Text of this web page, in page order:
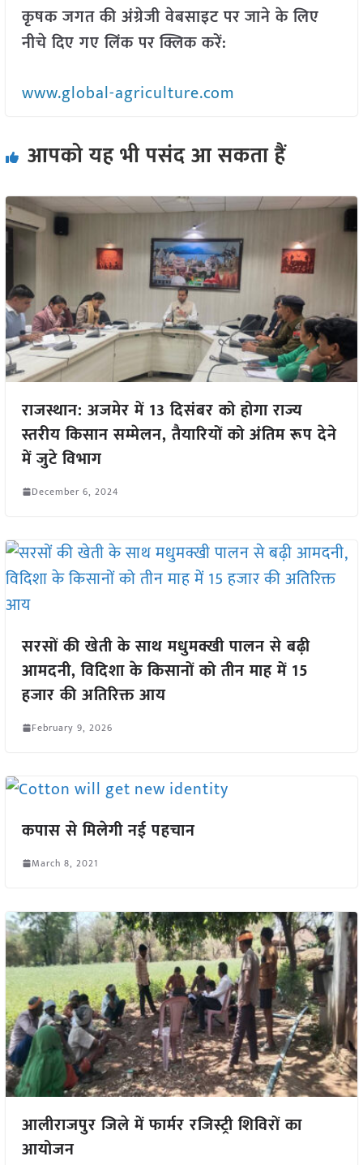
कृषक जगत की अंग्रेजी वेबसाइट पर जाने के लिए
नीचे दिए गए लिंक पर क्लिक करें:
www.global-agriculture.com
आपको यह भी पसंद आ सकता हैं
राजस्थान: अजमेर में 13 दिसंबर को होगा राज्य
स्तरीय किसान सम्मेलन, तैयारियों को अंतिम रूप देने
में जुटे विभाग
December 6, 2024
सरसों की खेती के साथ मधुमक्खी पालन से बढ़ी
आमदनी, विदिशा के किसानों को तीन माह में 15
हजार की अतिरिक्त आय
February 9, 2026
कपास से मिलेगी नई पहचान
March 8, 2021
आलीराजपुर जिले में फार्मर रजिस्ट्री शिविरों का
आयोजन